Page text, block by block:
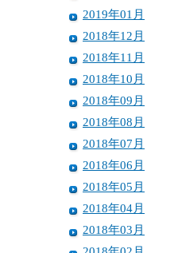
2019年01月
2018年12月
2018年11月
2018年10月
2018年09月
2018年08月
2018年07月
2018年06月
2018年05月
2018年04月
2018年03月